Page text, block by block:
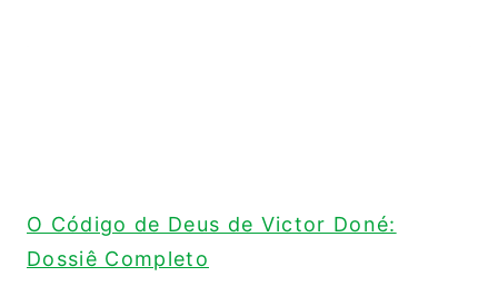
O Código de Deus de Victor Doné:
Dossiê Completo